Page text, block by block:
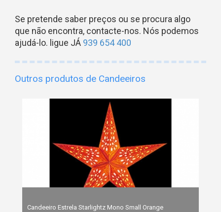
Se pretende saber preços ou se procura algo
que não encontra, contacte-nos. Nós podemos
ajudá-lo. ligue JÁ 939 654 400
Outros produtos de Candeeiros
Candeeiro Estrela Starlightz Mono Small Orange